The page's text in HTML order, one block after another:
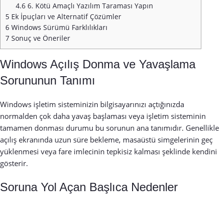
4.6 6. Kötü Amaçlı Yazılım Taraması Yapın
5 Ek İpuçları ve Alternatif Çözümler
6 Windows Sürümü Farklılıkları
7 Sonuç ve Öneriler
Windows Açılış Donma ve Yavaşlama
Sorununun Tanımı
Windows işletim sisteminizin bilgisayarınızı açtığınızda
normalden çok daha yavaş başlaması veya işletim sisteminin
tamamen donması durumu bu sorunun ana tanımıdır. Genellikle
açılış ekranında uzun süre bekleme, masaüstü simgelerinin geç
yüklenmesi veya fare imlecinin tepkisiz kalması şeklinde kendini
gösterir.
Soruna Yol Açan Başlıca Nedenler